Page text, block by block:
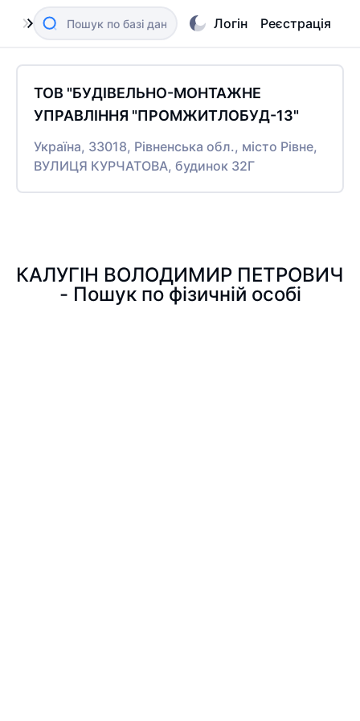
Логін Реєстрація
ТОВ "БУДІВЕЛЬНО-МОНТАЖНЕ
УПРАВЛІННЯ "ПРОМЖИТЛОБУД-13"
Україна, 33018, Рівненська обл., місто Рівне,
ВУЛИЦЯ КУРЧАТОВА, будинок 32Г
КАЛУГІН ВОЛОДИМИР ПЕТРОВИЧ
- Пошук по фізичній особі